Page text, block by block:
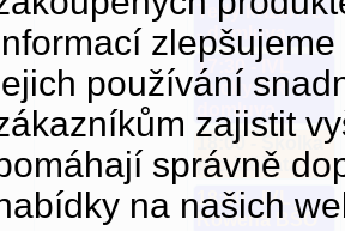
používání
zajistit
správně
na našich
Tedy kříženec
- domluva
17:30 - IVL
Lucky GR -
domluva
18:00 - Školka
pro štěňata
18:00 - IVL
Rowena BŠO